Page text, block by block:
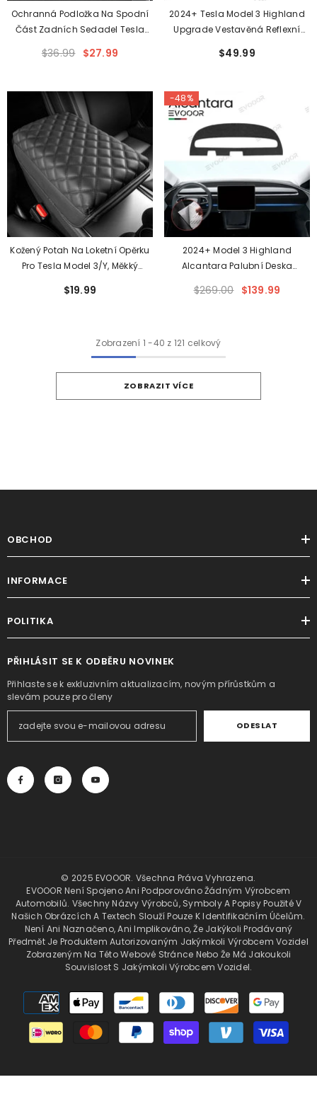
Ochranná Podložka Na Spodní
Část Zadních Sedadel Tesla
Highland 2024 A Novější)
$36.99 $27.99
2024+ Tesla Model 3 Highland
Upgrade Vestavěná Reflexní
Stříbrné Sluneční Clony
$49.99
Kožený Potah Na Loketní Opěrku
Pro Tesla Model 3/Y, Měkký
Dlouhé Vzdálenosti Pro Tesla
$19.99
-48%
2024+ Model 3 Highland
Alcantara Palubní Deska
$269.00 $139.99
Zobrazení 1 -40 z 121 celkový
ZOBRAZIT VÍCE
OBCHOD
INFORMACE
POLITIKA
PŘIHLÁSIT SE K ODBĚRU NOVINEK
Přihlaste se k exkluzivním aktualizacím, novým přírůstkům a
slevám pouze pro členy
ODESLAT
© 2025 EVOOOR. Všechna Práva Vyhrazena.
EVOOOR Není Spojeno Ani Podporováno Žádným Výrobcem
Automobilů. Všechny Názvy Výrobců, Symboly A Popisy Použité V
Našich Obrázcích A Textech Slouží Pouze K Identifikačním Účelům.
Není Ani Naznačeno, Ani Implikováno, Že Jakýkoli Prodávaný
Předmět Je Produktem Autorizovaným Jakýmkoli Výrobcem Vozidel
Zobrazeným Na Této Webové Stránce Nebo Že Má Jakoukoli
Souvislost S Jakýmkoli Výrobcem Vozidel.
Platební
metody